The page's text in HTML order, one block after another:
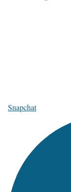
Snapchat